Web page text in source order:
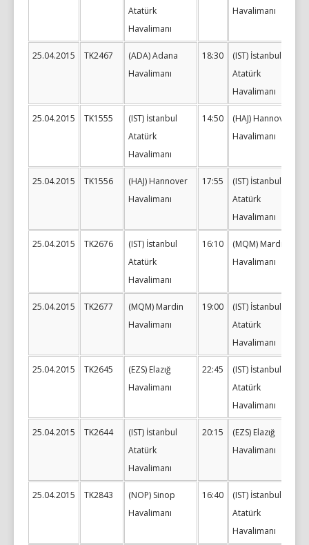
Atatürk
Havalimanı
Havalimanı
25.04.2015 TK2467
(ADA) Adana
Havalimanı
18:30
(IST) İstanbul
Atatürk
Havalimanı
25.04.2015 TK1555
(IST) İstanbul
Atatürk
Havalimanı
14:50
(HAJ) Hannover
Havalimanı
25.04.2015 TK1556
(HAJ) Hannover
Havalimanı
17:55
(IST) İstanbul
Atatürk
Havalimanı
25.04.2015 TK2676
(IST) İstanbul
Atatürk
Havalimanı
16:10
(MQM) Mardin
Havalimanı
25.04.2015 TK2677
(MQM) Mardin
Havalimanı
19:00
(IST) İstanbul
Atatürk
Havalimanı
25.04.2015 TK2645
(EZS) Elazığ
Havalimanı
22:45
(IST) İstanbul
Atatürk
Havalimanı
25.04.2015 TK2644
(IST) İstanbul
Atatürk
Havalimanı
20:15
(EZS) Elazığ
Havalimanı
25.04.2015 TK2843
(NOP) Sinop
Havalimanı
16:40
(IST) İstanbul
Atatürk
Havalimanı